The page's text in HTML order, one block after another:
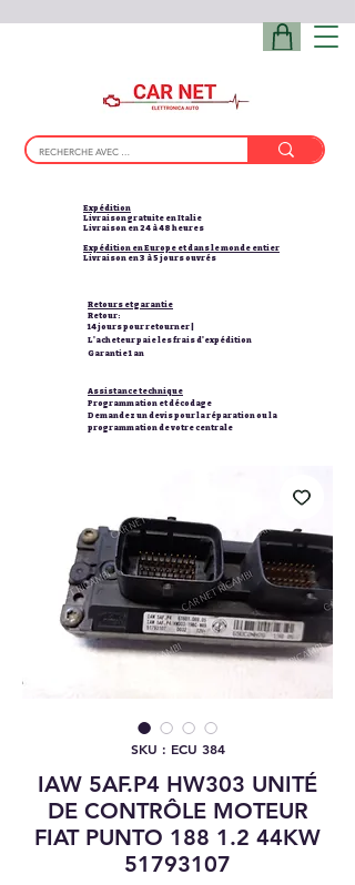
Expédition
Livraison gratuite en Italie
Livraison en 24 à 48 heures
Expédition en Europe et dans le monde entier
Livraison en 3 à 5 jours ouvrés
Retours et garantie
Retour:
14 jours pour retourner |
L'acheteur paie les frais d'expédition
Garantie 1 an
Assistance technique
Programmation et décodage
Demandez un devis pour la réparation ou la
programmation de votre centrale
SKU : ECU 384
IAW 5AF.P4 HW303 UNITÉ
DE CONTRÔLE MOTEUR
FIAT PUNTO 188 1.2 44KW
51793107